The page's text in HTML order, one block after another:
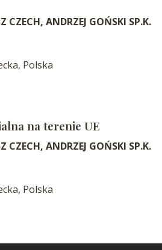
CZECH, ANDRZEJ GOŃSKI SP.K.
Polska
na terenie UE
CZECH, ANDRZEJ GOŃSKI SP.K.
Polska